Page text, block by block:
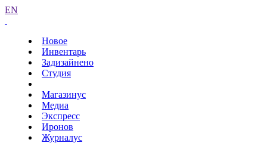
EN
Новое
Инвентарь
Задизайнено
Студия
Магазинус
Медиа
Экспресс
Иронов
Журналус